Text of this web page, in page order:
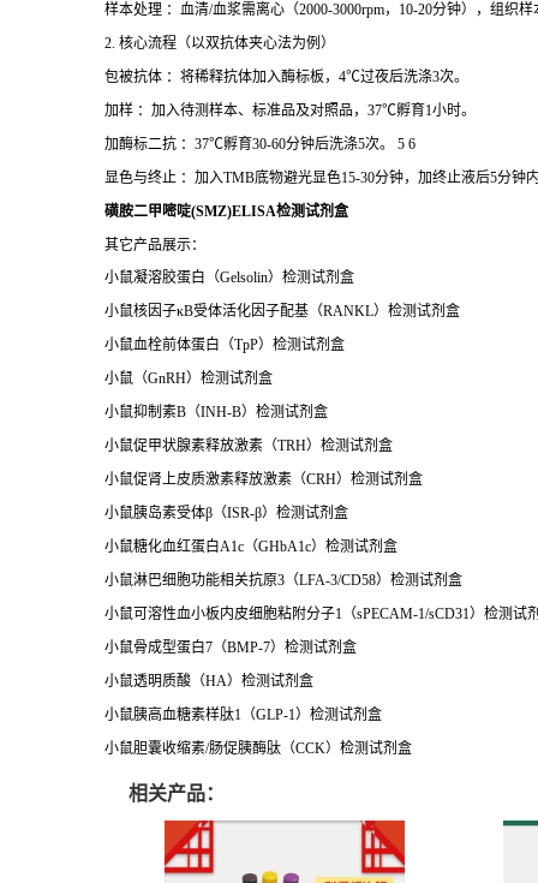
样本处理 ：血清/血浆需离心（2000-3000rpm，10-20分钟），组织
2. 核心流程（以双抗体夹心法为例）
包被抗体 ：将稀释抗体加入酶标板，4℃过夜后洗涤3次。
加样 ：加入待测样本、标准品及对照品，37℃孵育1小时。
加酶标二抗 ：37℃孵育30-60分钟后洗涤5次。 5 6
显色与终止 ：加入TMB底物避光显色15-30分钟，加终止液后5分钟
磺胺二甲嘧啶(SMZ)ELISA检测试剂盒
其它产品展示：
小鼠凝溶胶蛋白（Gelsolin）检测试剂盒
小鼠核因子κB受体活化因子配基（RANKL）检测试剂盒
小鼠血栓前体蛋白（TpP）检测试剂盒
小鼠（GnRH）检测试剂盒
小鼠抑制素B （INH-B）检测试剂盒
小鼠促甲状腺素释放激素（TRH）检测试剂盒
小鼠促肾上皮质激素释放激素（CRH）检测试剂盒
小鼠胰岛素受体β （ISR-β）检测试剂盒
小鼠糖化血红蛋白A1c （GHbA1c）检测试剂盒
小鼠淋巴细胞功能相关抗原3 （LFA-3/CD58）检测试剂盒
小鼠可溶性血小板内皮细胞粘附分子1 （sPECAM-1/sCD31）检测试
小鼠骨成型蛋白7 （BMP-7）检测试剂盒
小鼠透明质酸（HA）检测试剂盒
小鼠胰高血糖素样肽1 （GLP-1）检测试剂盒
小鼠胆囊收缩素/肠促胰酶肽（CCK）检测试剂盒
相关产品：